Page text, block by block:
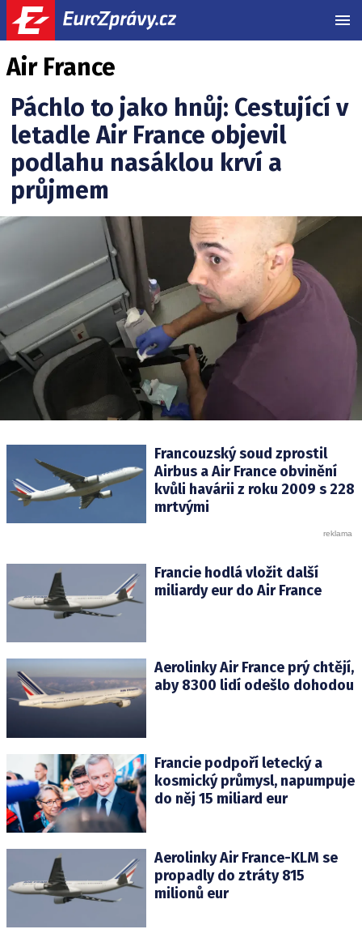
Air France
Páchlo to jako hnůj: Cestující v
letadle Air France objevil
podlahu nasáklou krví a
průjmem
Francouzský soud zprostil
Airbus a Air France obvinění
kvůli havárii z roku 2009 s 228
mrtvými
Francie hodlá vložit další
miliardy eur do Air France
Aerolinky Air France prý chtějí,
aby 8300 lidí odešlo dohodou
Francie podpoří letecký a
kosmický průmysl, napumpuje
do něj 15 miliard eur
Aerolinky Air France-KLM se
propadly do ztráty 815
milionů eur